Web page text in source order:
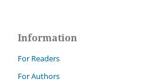
Information
For Readers
For Authors